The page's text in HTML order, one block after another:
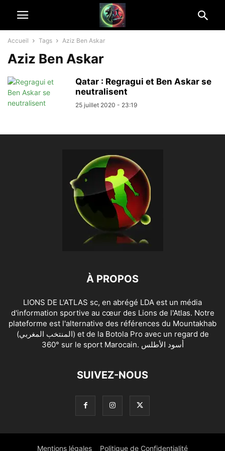
Accueil Tags Aziz Ben Askar
Aziz Ben Askar
Qatar : Regragui et Ben Askar se
neutralisent
25 juillet 2020 - 23:19
À PROPOS
LIONS DE L'ATLAS sc, en abrégé LDA est un média
d'information sportive au cœur des Lions de l'Atlas. Notre
plateforme est l'alternative des références du Mountakhab
(المنتخب المغربي) et de la Botola Pro avec un regard de
360° sur le sport Marocain. أسود الأطلس
SUIVEZ-NOUS
Mentions légales Politique de Confidentialité